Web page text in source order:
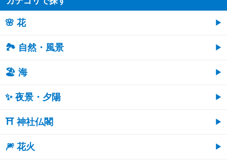
🌸 花
🏞️ 自然・風景
🏖 海
✨ 夜景・夕陽
⛩ 神社仏閣
🎆 花火